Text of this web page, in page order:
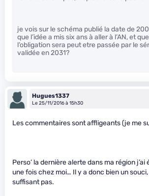
je vois sur le schéma publié la date de
que l’idée a mis six ans à aller à l’AN, et
l’obligation sera peut etre passée par le
validée en 2031?
Hugues1337
Le 25/11/2016 à 15h30
Les commentaires sont affligeants (je me
Perso’ la dernière alerte dans ma région
une fois chez moi… Il y a donc bien un
suffisant pas.